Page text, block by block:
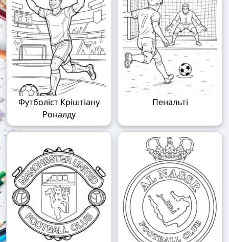
Футболіст Кріштіану
Роналду
Пенальті